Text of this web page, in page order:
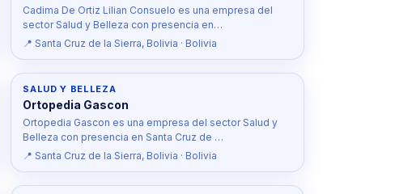
Cadima De Ortiz Lilian Consuelo es una empresa del
sector Salud y Belleza con presencia en…
📍 Santa Cruz de la Sierra, Bolivia · Bolivia
SALUD Y BELLEZA
Ortopedia Gascon
Ortopedia Gascon es una empresa del sector Salud y
Belleza con presencia en Santa Cruz de …
📍 Santa Cruz de la Sierra, Bolivia · Bolivia